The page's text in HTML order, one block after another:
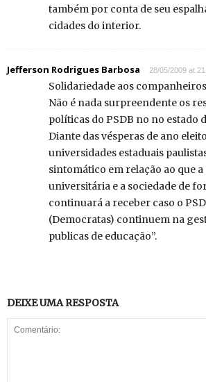
também por conta de seu
cidades do interior.
Jefferson Rodrigues Barbosa 28/05/2009 at
Solidariedade aos
Não é nada surpreendente os
políticas do PSDB no no estado
Diante das vésperas de ano
universidades estaduais
sintomático em relação ao que
universitária e a sociedade de
continuará a receber caso o
(Democratas) continuem na
publicas de educação”.
DEIXE UMA RESPOSTA